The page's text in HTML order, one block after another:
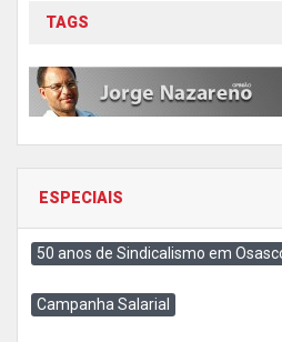
TAGS
ESPECIAIS
50 anos de Sindicalismo em
Campanha Salarial